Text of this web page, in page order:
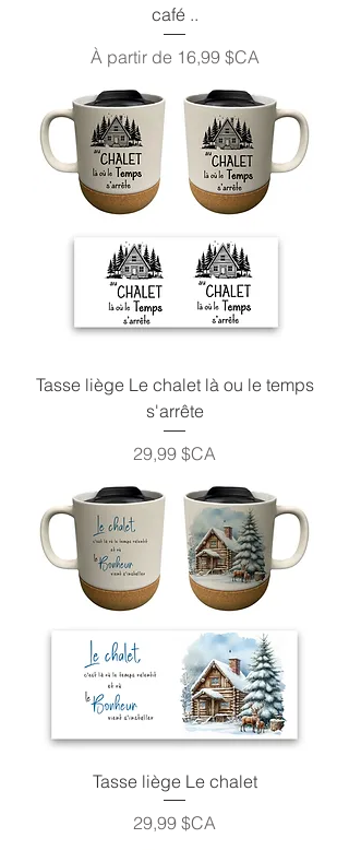
café ..
À partir de 16,99 $CA
Prix promotionnel
Tasse liège Le chalet là ou le temps
s'arrête
Prix
29,99 $CA
Tasse liège Le chalet
Prix
29,99 $CA